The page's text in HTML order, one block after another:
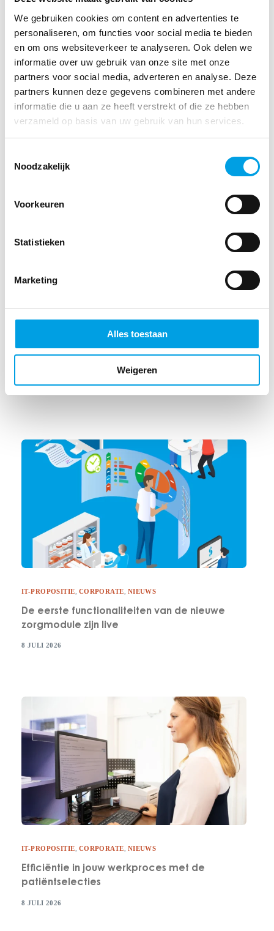
We gebruiken cookies om content en advertenties te
personaliseren, om functies voor social media te bieden
en om ons websiteverkeer te analyseren. Ook delen we
informatie over uw gebruik van onze site met onze
partners voor social media, adverteren en analyse. Deze
partners kunnen deze gegevens combineren met andere
informatie die u aan ze heeft verstrekt of die ze hebben
verzameld op basis van uw gebruik van hun services.
Noodzakelijk
Voorkeuren
Statistieken
Marketing
Alles toestaan
Weigeren
de lancering van het consumentenassortiment wordt ons
aanbod beschikbaar voor meer consumenten.” Daar horen
ook ondersteunende middelen zoals een schappenplan,
trainingen en instructievideo’s voor de apothekers bij.
Hiermee worden zij ondersteund bij de verkoop. Heka
Retail is te bestellen via de Mosadex groothandel.
Meer gemak met vernieuwde pagina’s in
21 JULI 2026
IT-PROPOSITIE CORPORATE NIEUWS
De eerste functionaliteiten van de nieuwe
zorgmodule zijn live
8 JULI 2026
IT-PROPOSITIE CORPORATE NIEUWS
Efficiëntie in jouw werkproces met de
patiëntselecties
8 JULI 2026